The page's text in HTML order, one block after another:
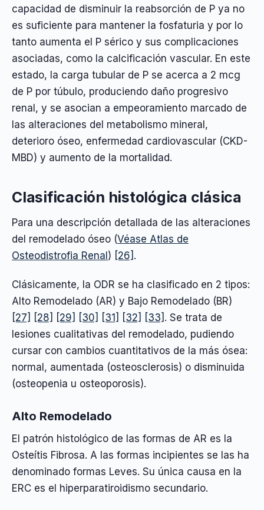
capacidad de disminuir la reabsorción de P ya no
es suficiente para mantener la fosfaturia y por lo
tanto aumenta el P sérico y sus complicaciones
asociadas, como la calcificación vascular. En este
estado, la carga tubular de P se acerca a 2 mcg
de P por túbulo, produciendo daño progresivo
renal, y se asocian a empeoramiento marcado de
las alteraciones del metabolismo mineral,
deterioro óseo, enfermedad cardiovascular (CKD-
MBD) y aumento de la mortalidad.
Clasificación histológica clásica
Para una descripción detallada de las alteraciones
del remodelado óseo (Véase Atlas de
Osteodistrofia Renal ) [26] .
Clásicamente, la ODR se ha clasificado en 2 tipos:
Alto Remodelado (AR) y Bajo Remodelado (BR)
[27] [28] [29] [30] [31] [32] [33] . Se trata de
lesiones cualitativas del remodelado, pudiendo
cursar con cambios cuantitativos de la más ósea:
normal, aumentada (osteosclerosis) o disminuida
(osteopenia u osteoporosis).
Alto Remodelado
El patrón histológico de las formas de AR es la
Osteítis Fibrosa. A las formas incipientes se las ha
denominado formas Leves. Su única causa en la
ERC es el hiperparatiroidismo secundario.